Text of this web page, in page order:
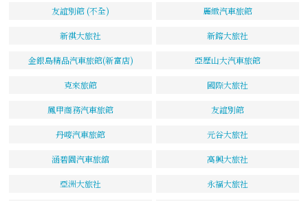
友誼別館 (不全) 麗緻汽車旅館
新祺大旅社 新鎔大旅社
金銀島精品汽車旅館(新富店) 亞歷山大汽車旅館
克來旅館 國際大旅社
鳳甲商務汽車旅館 友誼別館
丹嘜汽車旅館 元谷大旅社
涵碧園汽車旅舘 高興大旅社
亞洲大旅社 永福大旅社